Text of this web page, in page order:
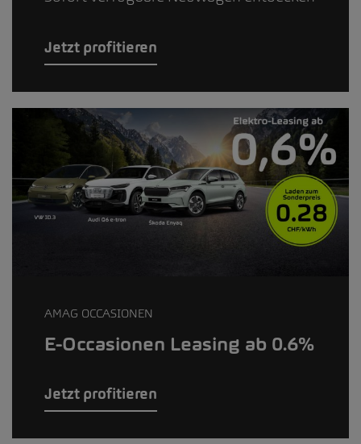
Jetzt profitieren
AMAG OCCASIONEN
E-Occasionen Leasing ab 0.6%
Jetzt profitieren